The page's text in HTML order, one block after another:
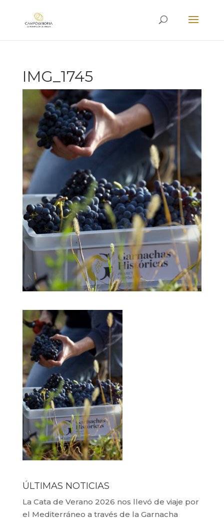
IMG_1745
ÚLTIMAS NOTICIAS
La Cata de Verano 2026 nos llevó de viaje por
el Mediterráneo a través de la Garnacha